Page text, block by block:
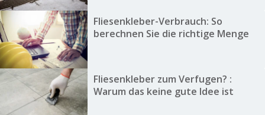
Fliesenkleber-Verbrauch: So
berechnen Sie die richtige Menge
Fliesenkleber zum Verfugen? :
Warum das keine gute Idee ist